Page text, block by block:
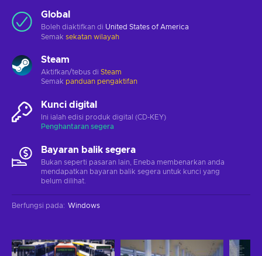
Global
Boleh diaktifkan di United States of America
Semak sekatan wilayah
Steam
Aktifkan/tebus di Steam
Semak panduan pengaktifan
Kunci digital
Ini ialah edisi produk digital (CD-KEY)
Penghantaran segera
Bayaran balik segera
Bukan seperti pasaran lain, Eneba membenarkan anda
mendapatkan bayaran balik segera untuk kunci yang
belum dilihat.
Berfungsi pada: Windows